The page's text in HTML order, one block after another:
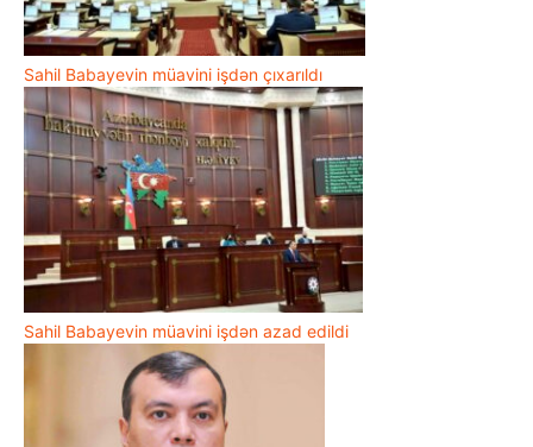
Sahil Babayevin müavini işdən çıxarıldı
Sahil Babayevin müavini işdən azad edildi